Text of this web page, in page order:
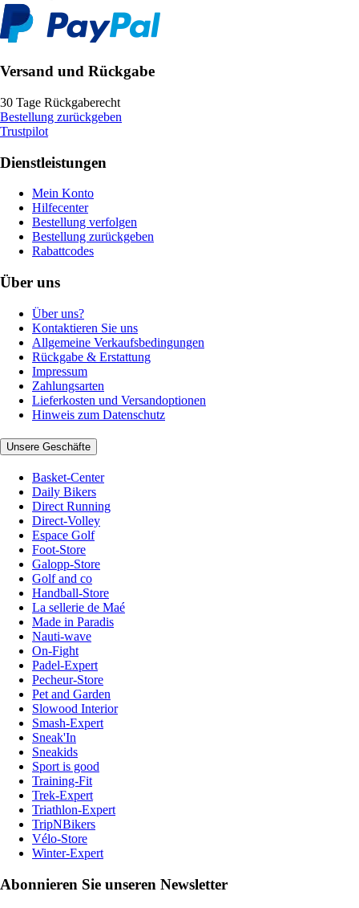
Versand und Rückgabe
30 Tage Rückgaberecht
Bestellung zurückgeben
Trustpilot
Dienstleistungen
Mein Konto
Hilfecenter
Bestellung verfolgen
Bestellung zurückgeben
Rabattcodes
Über uns
Über uns?
Kontaktieren Sie uns
Allgemeine Verkaufsbedingungen
Rückgabe & Erstattung
Impressum
Zahlungsarten
Lieferkosten und Versandoptionen
Hinweis zum Datenschutz
Unsere Geschäfte
Basket-Center
Daily Bikers
Direct Running
Direct-Volley
Espace Golf
Foot-Store
Galopp-Store
Golf and co
Handball-Store
La sellerie de Maé
Made in Paradis
Nauti-wave
On-Fight
Padel-Expert
Pecheur-Store
Pet and Garden
Slowood Interior
Smash-Expert
Sneak'In
Sneakids
Sport is good
Training-Fit
Trek-Expert
Triathlon-Expert
TripNBikers
Vélo-Store
Winter-Expert
Abonnieren Sie unseren Newsletter